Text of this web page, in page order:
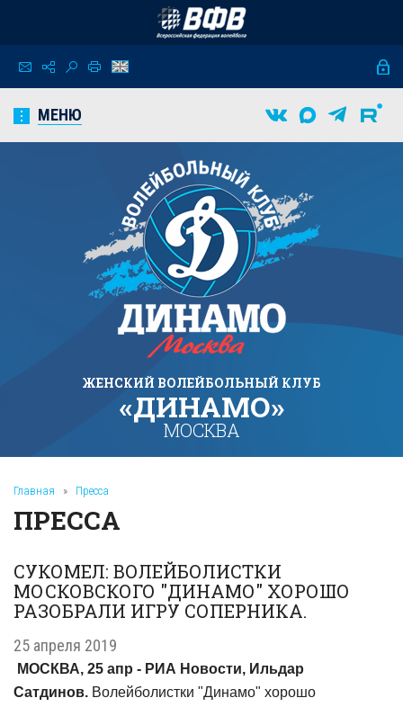
МЕНЮ
ЖЕНСКИЙ ВОЛЕЙБОЛЬНЫЙ КЛУБ
«ДИНАМО»
МОСКВА
Главная » Пресса
ПРЕССА
СУКОМЕЛ: ВОЛЕЙБОЛИСТКИ
МОСКОВСКОГО "ДИНАМО" ХОРОШО
РАЗОБРАЛИ ИГРУ СОПЕРНИКА.
25 апреля 2019
МОСКВА, 25 апр - РИА Новости, Ильдар
Сатдинов. Волейболистки "Динамо" хорошо